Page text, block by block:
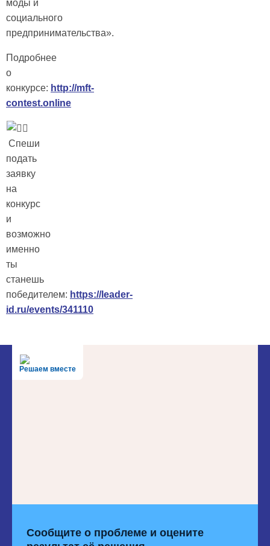
моды и
социального
предпринимательства».
Подробнее
о
конкурсе: http://mft-
contest.online
Спеши
подать
заявку
на
конкурс
и
возможно
именно
ты
станешь
победителем: https://leader-
id.ru/events/341110
Решаем вместе
Сообщите о проблеме и оцените